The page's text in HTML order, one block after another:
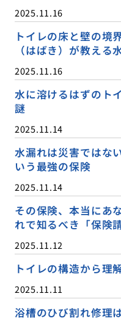
2025.11.16
トイレの床と壁の境
（はばき）が教える
2025.11.16
水に溶けるはずのト
謎
2025.11.14
水漏れは災害ではな
いう最強の保険
2025.11.14
その保険、本当にあ
れで知るべき「保険
2025.11.12
トイレの構造から理
2025.11.11
浴槽のひび割れ修理